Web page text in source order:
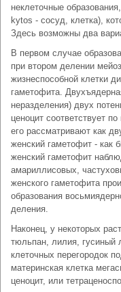
неклеточные
kytos - сосуд, клетка),
Здесь возможны два
В первом случае
при втором делении
жизнеспособной клетки
гаметофита.
неразделения) двух
ценоцит соответствует
его рассматривают как
женский гаметофит - как
женский гаметофит
амариллисовых,
женского гаметофита
образования
деления.
Наконец, у некоторых
тюльпан, лилия, гусиный
клеточных перегородок
материнская клетка
ценоцит, или